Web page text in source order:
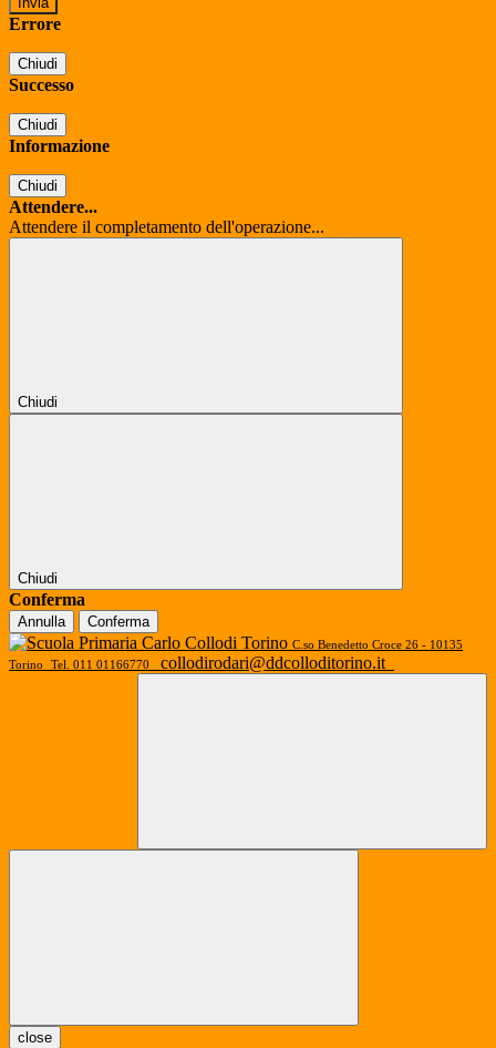
Errore
Chiudi
Successo
Chiudi
Informazione
Chiudi
Attendere...
Attendere il completamento dell'operazione...
Chiudi
Chiudi
Conferma
Annulla Conferma
C.so Benedetto Croce 26 - 10135
Torino
Tel. 011 01166770 collodirodari@ddcolloditorino.it
close